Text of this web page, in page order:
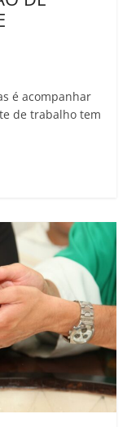
é acompanhar
de trabalho tem